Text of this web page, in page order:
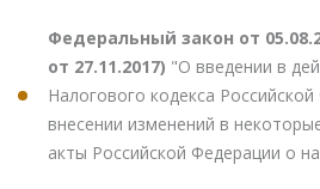
Федеральный закон от
от 27.11.2017) "О введении в
Налогового кодекса
внесении изменений в
акты Российской Федерации о